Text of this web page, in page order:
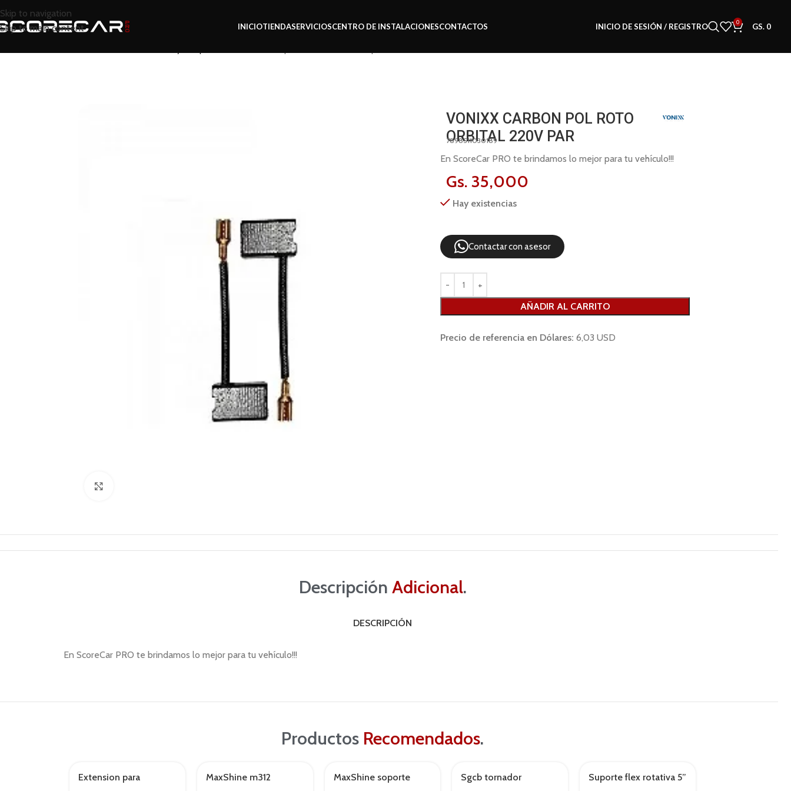
Skip to navigation
Skip to main content
INICIOTIENDASERVICIOSCENTRO DE INSTALACIONESCONTACTOS INICIO DE SESIÓN / REGISTRO 0 GS. 0
VONIXX CARBON POL ROTO
ORBITAL 220V PAR
7898511030189
En ScoreCar PRO te brindamos lo mejor para tu vehículo!!!
Gs. 35,000
Hay existencias
Contactar con asesor
AÑADIR AL CARRITO
Precio de referencia en Dólares: 6,03 USD
Descripción Adicional.
DESCRIPCIÓN
En ScoreCar PRO te brindamos lo mejor para tu vehículo!!!
Productos Recomendados.
AGOTADO
Extension para
AGOTADO
MaxShine m312
AGOTADO
MaxShine soporte
Sgcb tornador AGOTADO
Suporte flex rotativa 5”